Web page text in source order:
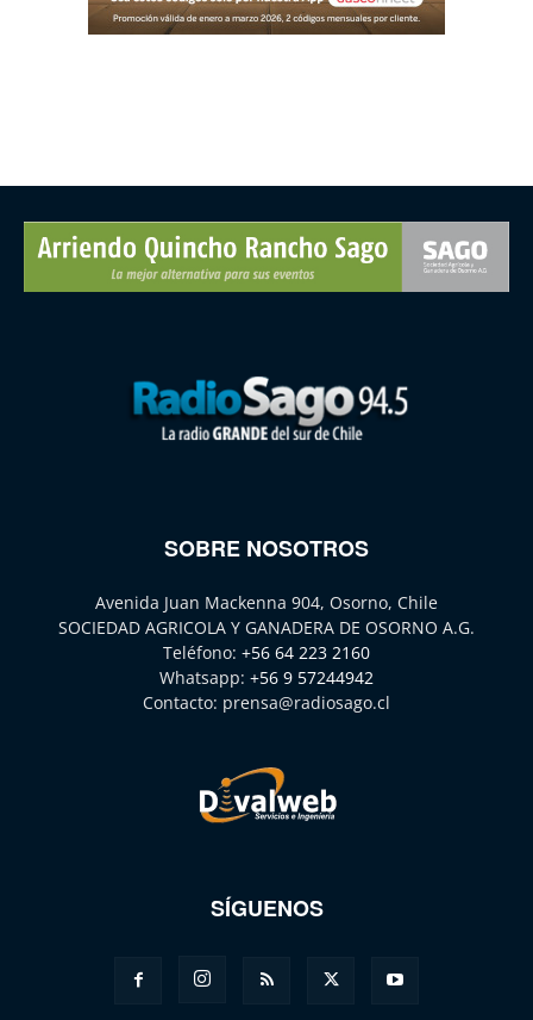
SOBRE NOSOTROS
Avenida Juan Mackenna 904, Osorno, Chile
SOCIEDAD AGRICOLA Y GANADERA DE OSORNO A.G.
Teléfono: +56 64 223 2160
Whatsapp: +56 9 57244942
Contacto: prensa@radiosago.cl
SÍGUENOS